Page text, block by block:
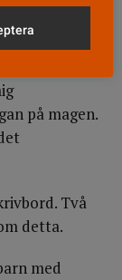
på magen.
Två
detta.
med